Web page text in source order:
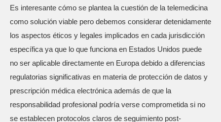
Es interesante cómo se plantea la cuestión de la telemedicina
como solución viable pero debemos considerar detenidamente
los aspectos éticos y legales implicados en cada jurisdicción
específica ya que lo que funciona en Estados Unidos puede
no ser aplicable directamente en Europa debido a diferencias
regulatorias significativas en materia de protección de datos y
prescripción médica electrónica además de que la
responsabilidad profesional podría verse comprometida si no
se establecen protocolos claros de seguimiento post-